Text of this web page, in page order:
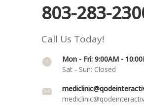
803-283-
Call Us Today!
Mon - Fri: 9:00AM -
Sat - Sun: Closed